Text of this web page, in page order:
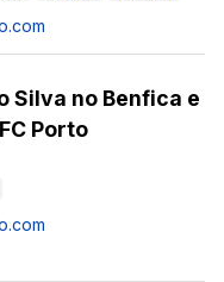
Silva no Benfica e
Porto